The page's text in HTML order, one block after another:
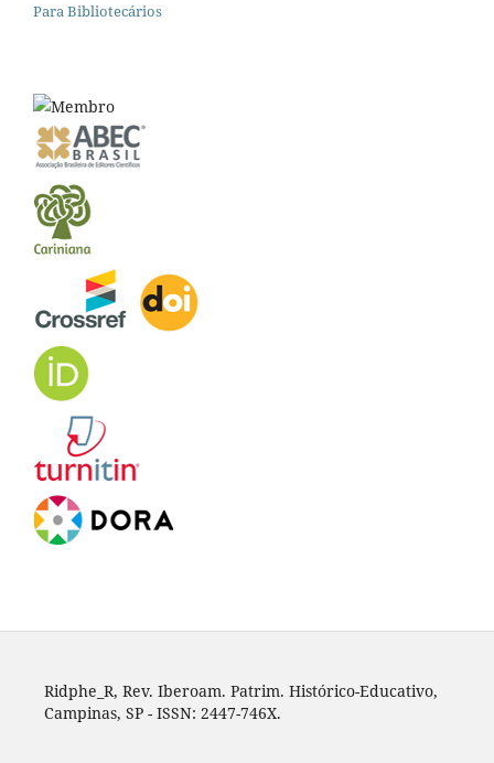
Para Bibliotecários
Ridphe_R, Rev. Iberoam. Patrim. Histórico-Educativo,
Campinas, SP - ISSN: 2447-746X.